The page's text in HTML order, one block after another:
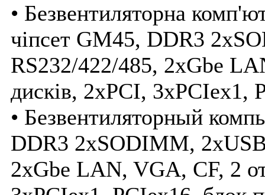
• Безвентиляторна
чіпсет GM45, DDR3
RS232/422/485, 2xGbe
дисків, 2xPCI, 3xPCIex1,
• Безвентиляторный
DDR3 2xSODIMM,
2xGbe LAN, VGA, CF, 2